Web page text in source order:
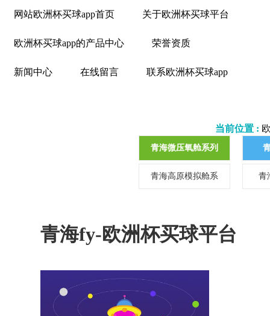
网站欧洲杯买球app首页 关于欧洲杯买球平台
欧洲杯买球app的产品中心 荣誉资质
新闻中心 在线留言 联系欧洲杯买球app
当前位置 :
青海微压氧舱系列
青海高原模拟舱系 青
青海fy-欧洲杯买球平台